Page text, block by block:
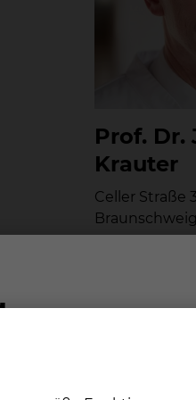
Prof. Dr.
Krau­ter
Celler Straße
Braunschweig